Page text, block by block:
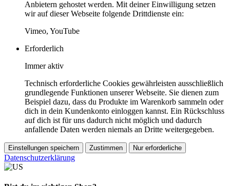
Anbietern gehostet werden. Mit deiner Einwilligung setzen
wir auf dieser Webseite folgende Drittdienste ein:
Vimeo, YouTube
Erforderlich
Immer aktiv
Technisch erforderliche Cookies gewährleisten ausschließlich
grundlegende Funktionen unserer Webseite. Sie dienen zum
Beispiel dazu, dass du Produkte im Warenkorb sammeln oder
dich in dein Kundenkonto einloggen kannst. Ein Rückschluss
auf dich ist für uns dadurch nicht möglich und dadurch
anfallende Daten werden niemals an Dritte weitergegeben.
Einstellungen speichern Zustimmen Nur erforderliche
Datenschutzerklärung